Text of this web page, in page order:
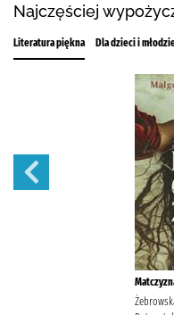
Najczęściej
Literatura piękna Dla dzieci i